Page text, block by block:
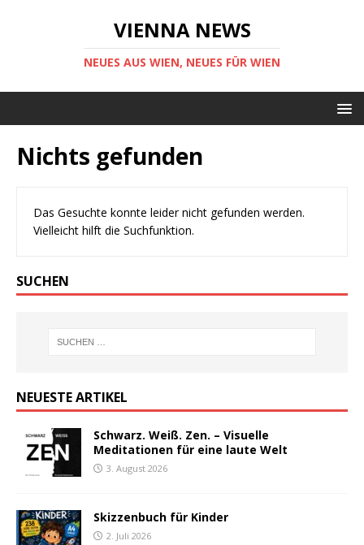
VIENNA NEWS
NEUES AUS WIEN, NEUES FÜR WIEN
Nichts gefunden
Das Gesuchte konnte leider nicht gefunden werden.
Vielleicht hilft die Suchfunktion.
SUCHEN
NEUESTE ARTIKEL
Schwarz. Weiß. Zen. – Visuelle
Meditationen für eine laute Welt
3. August 2026
Skizzenbuch für Kinder
2. Juli 2026